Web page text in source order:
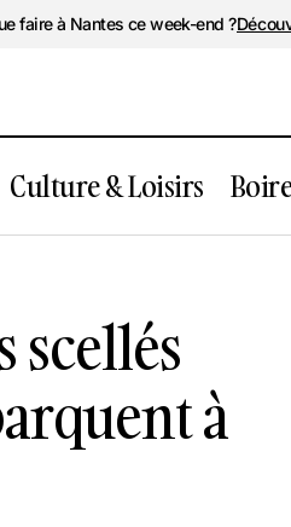
faire à Nantes ce week-end ?
Culture & Loisirs
burgers scellés
scellés
à